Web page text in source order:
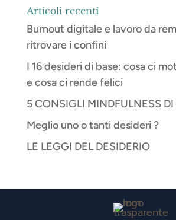
Articoli recenti
Burnout digitale e lavoro da
ritrovare i confini
I 16 desideri di base: cosa ci
e cosa ci rende felici
5 CONSIGLI MINDFULNESS
Meglio uno o tanti desideri ?
LE LEGGI DEL DESIDERIO